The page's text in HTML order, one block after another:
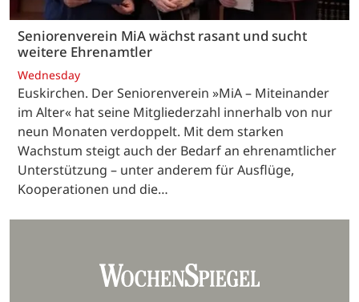
Seniorenverein MiA wächst rasant und sucht
weitere Ehrenamtler
Wednesday
Euskirchen. Der Seniorenverein »MiA – Miteinander
im Alter« hat seine Mitgliederzahl innerhalb von nur
neun Monaten verdoppelt. Mit dem starken
Wachstum steigt auch der Bedarf an ehrenamtlicher
Unterstützung – unter anderem für Ausflüge,
Kooperationen und die…